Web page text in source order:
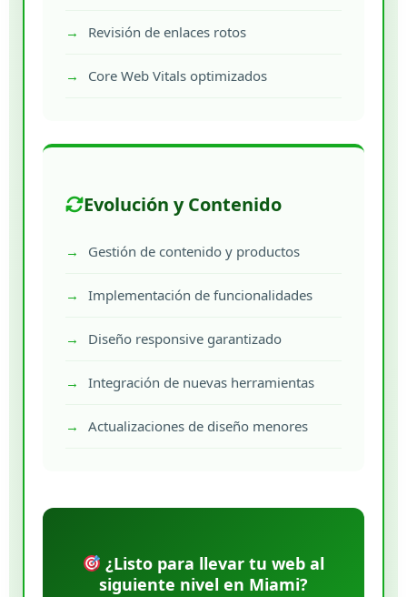
Revisión de enlaces rotos
Core Web Vitals optimizados
Evolución y Contenido
Gestión de contenido y productos
Implementación de funcionalidades
Diseño responsive garantizado
Integración de nuevas herramientas
Actualizaciones de diseño menores
¿Listo para llevar tu web al
siguiente nivel en Miami?